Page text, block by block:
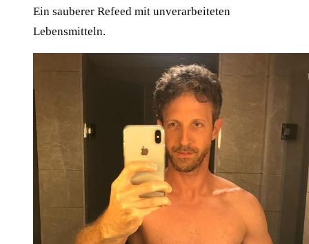
Ein sauberer Refeed mit unverarbeiteten
Lebensmitteln.